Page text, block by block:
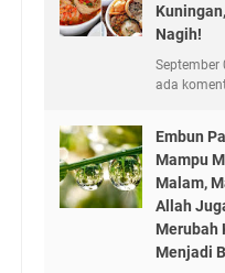
Nagih!
September
ada
Embun
Mampu
Malam,
Allah
Merubah
Menjadi